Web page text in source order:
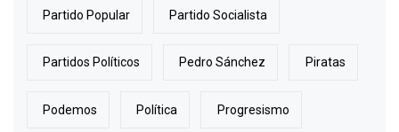
Partido Popular Partido Socialista
Partidos Políticos Pedro Sánchez Piratas
Podemos Política Progresismo